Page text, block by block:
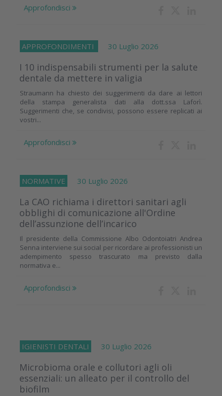
Approfondisci
APPROFONDIMENTI 30 Luglio 2026
I 10 indispensabili strumenti per la salute
dentale da mettere in valigia
Straumann ha chiesto dei suggerimenti da dare ai lettori
della stampa generalista dati alla dott.ssa Laforì.
Suggerimenti che, se condivisi, possono essere replicati ai
vostri...
Approfondisci
NORMATIVE 30 Luglio 2026
La CAO richiama i direttori sanitari agli
obblighi di comunicazione all'Ordine
dell’assunzione dell’incarico
Il presidente della Commissione Albo Odontoiatri Andrea
Senna interviene sui social per ricordare ai professionisti un
adempimento spesso trascurato ma previsto dalla
normativa e...
Approfondisci
IGIENISTI DENTALI 30 Luglio 2026
Microbioma orale e collutori agli oli
essenziali: un alleato per il controllo del
biofilm